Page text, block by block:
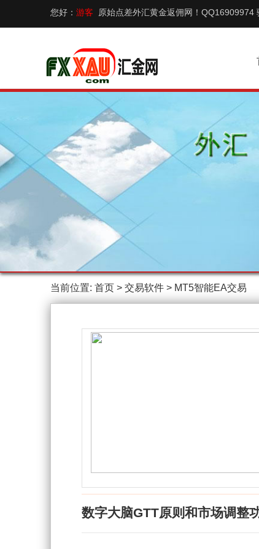
您好： 游客 原始点差外汇黄金返佣网！QQ16909974
当前位置: 首页 > 交易软件 > MT5智能EA交易
数字大脑GTT原则和市场调整